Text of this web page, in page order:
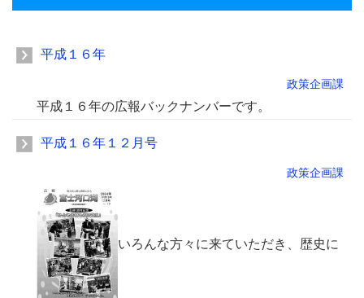
平成１６年
政策企画課
平成１６年の広報バックナンバーです。
平成１６年１２月号
政策企画課
いろんな方々に来ていただき、歴史に